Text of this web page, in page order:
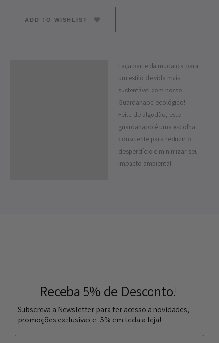
ADD TO WISHLIST
Faça parte da mudança para
um estilo de vida mais
sustentável com nosso
Guardanapo ecológico!
Feito de algodão, este
guardanapo é uma escolha
consciente para reduzir o
desperdício e minimizar seu
impacto ambiental.
Receba 5% de Desconto!
Subscreva a Newsletter para ter acesso a novidades,
promoções exclusivas e -5% em toda a loja!